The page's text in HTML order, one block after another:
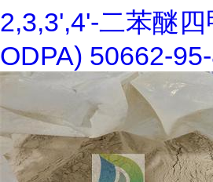
2,3,3',4'-二苯醚
ODPA) 50662-